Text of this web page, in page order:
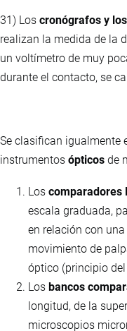
31) Los cronógrafos y
realizan la medida de la
un voltímetro de muy
durante el contacto, se
Se clasifican igualmente
instrumentos ópticos de
Los comparadores
escala graduada,
en relación con
movimiento de
óptico (principio
Los bancos
longitud, de la
microscopios